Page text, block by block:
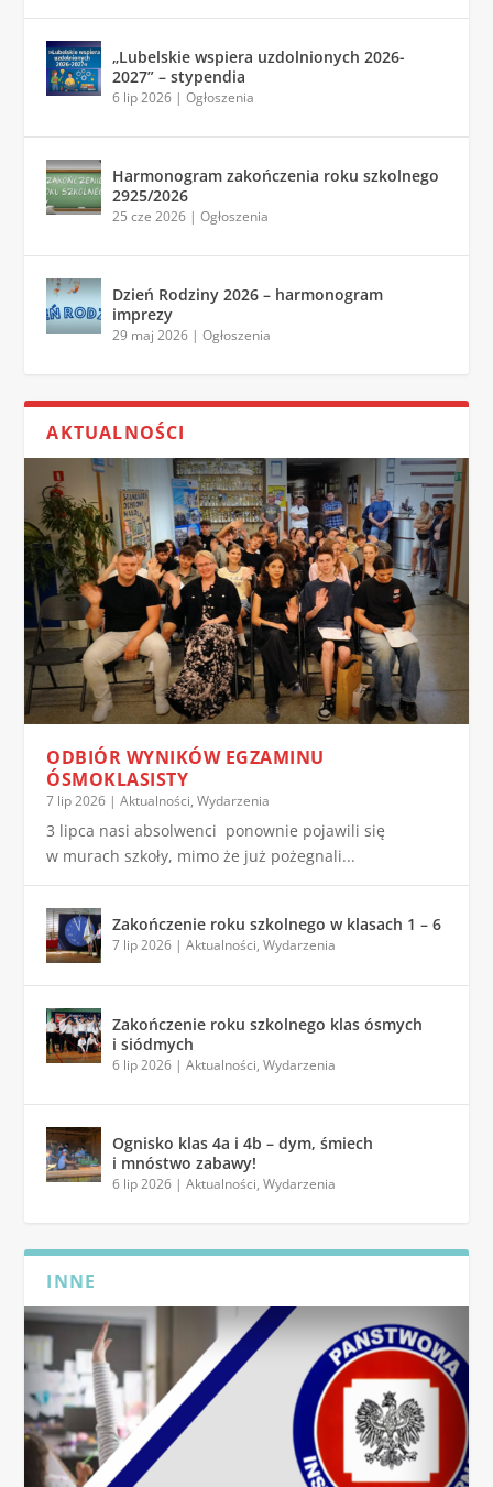
„Lubelskie wspiera uzdolnionych 2026-
2027” – stypendia
6 lip 2026 |Ogłoszenia
Harmonogram zakończenia roku szkolnego
2925/2026
25 cze 2026 |Ogłoszenia
Dzień Rodziny 2026 – harmonogram
imprezy
29 maj 2026 |Ogłoszenia
AKTUALNOŚCI
ODBIÓR WYNIKÓW EGZAMINU
ÓSMOKLASISTY
7 lip 2026 |Aktualności,Wydarzenia
3 lipca nasi absolwenci ponownie pojawili się
w murach szkoły, mimo że już pożegnali...
Zakończenie roku szkolnego w klasach 1 – 6
7 lip 2026 |Aktualności,Wydarzenia
Zakończenie roku szkolnego klas ósmych
i siódmych
6 lip 2026 |Aktualności,Wydarzenia
Ognisko klas 4a i 4b – dym, śmiech
i mnóstwo zabawy!
6 lip 2026 |Aktualności,Wydarzenia
INNE